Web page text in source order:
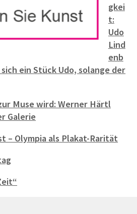
gkei
t:
Udo
Lind
enb
ein Stück Udo, solange der
Muse wird: Werner Härtl
Galerie
– Olympia als Plakat-Rarität